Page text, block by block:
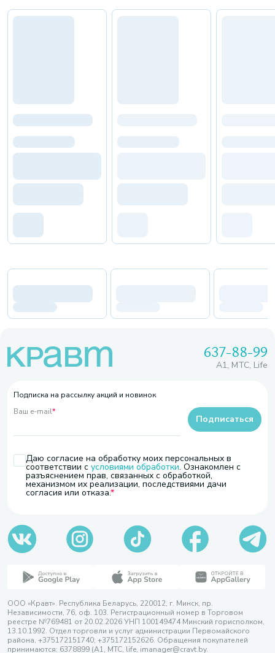
637-88-99
A1, МТС, Life
Подписка на рассылку акций и новинок
Ваш e-mail*
Даю согласие на обработку моих персональных в
соответствии с условиями обработки. Ознакомлен с
разъяснением прав, связанных с обработкой,
механизмом их реализации, последствиями дачи
согласия или отказа.
Подписаться
ООО «Кравт». Республика Беларусь, 220012, г. Минск, пр.
Независимости, 76, оф. 103. Регистрационный номер в Торговом
реестре №769481 от 20.02.2026 УНП 100149474 Минский горисполком,
13.10.1992. Отдел торговли и услуг администрации Первомайского
района, +375172151740; +375172152626. Обращения покупателей
принимаются: 6378899 (А1, МТС, life, imanager@cravt.by.